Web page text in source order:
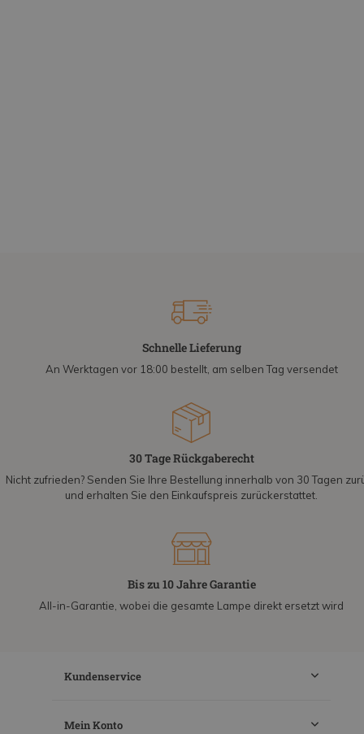
Schnelle Lieferung
An Werktagen vor 18:00 bestellt, am selben Tag versendet
30 Tage Rückgaberecht
Nicht zufrieden? Senden Sie Ihre Bestellung innerhalb von 30 Tagen
und erhalten Sie den Einkaufspreis zurückerstattet.
Bis zu 10 Jahre Garantie
All-in-Garantie, wobei die gesamte Lampe direkt ersetzt wird
Kundenservice
Mein Konto